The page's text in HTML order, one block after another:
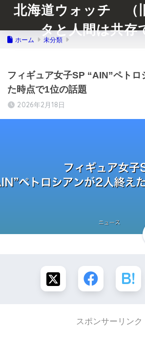
北海道ウォッチ （
タと人間は共存
ホーム 未分類
フィギュア女子SP “AIN”ペトロ
た時点で1位の話題
2026年2月18日
スポンサーリンク